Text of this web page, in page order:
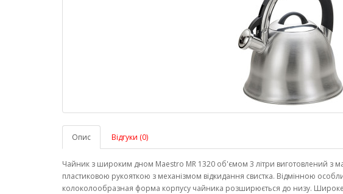
Опис Відгуки (0)
Чайник з широким дном Maestro MR 1320 об'ємом 3 літри виготовлений з
пластиковою рукояткою з механізмом відкидання свистка. Відмінною
колоколообразная форма корпусу чайника розширюється до низу.